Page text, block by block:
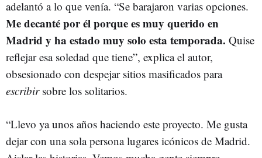
adelantó a lo que venía. “Se barajaron varias opciones.
Me decanté por él porque es muy querido en
Madrid y ha estado muy solo esta temporada. Quise
reflejar esa soledad que tiene”, explica el autor,
obsesionado con despejar sitios masificados para
escribirsobre los solitarios.
“Llevo ya unos años haciendo este proyecto. Me gusta
dejar con una sola persona lugares icónicos de Madrid.